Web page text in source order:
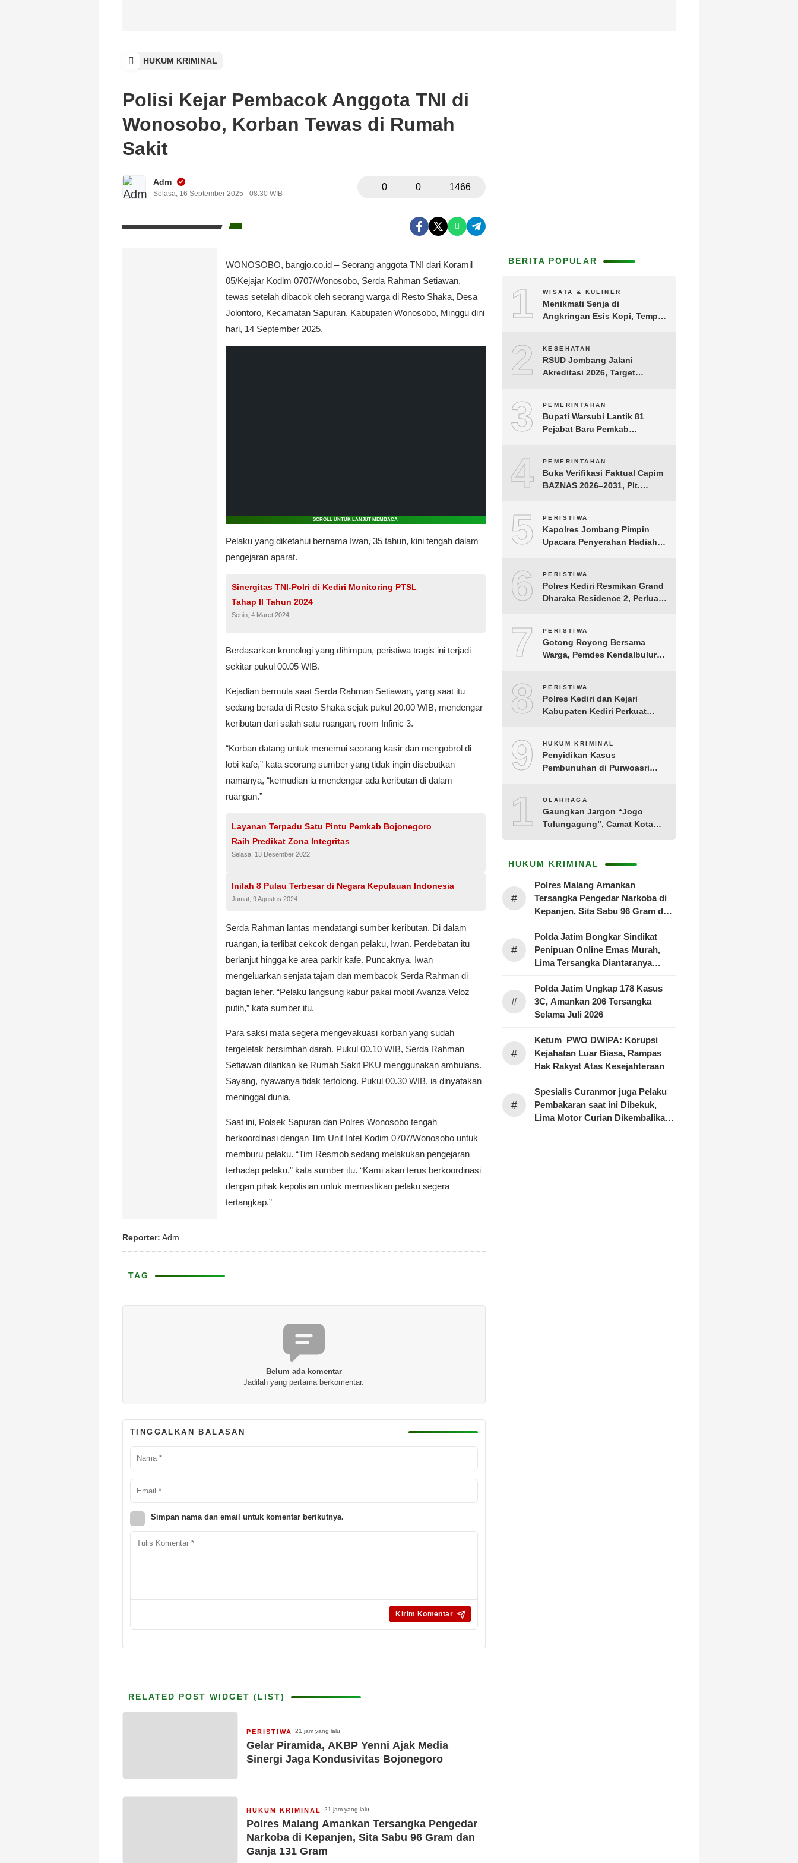
HUKUM KRIMINAL
Polisi Kejar Pembacok Anggota TNI di
Wonosobo, Korban Tewas di Rumah
Sakit
Adm
Selasa, 16 September 2025 - 08:30 WIB
0 0 1466
WONOSOBO, bangjo.co.id – Seorang anggota TNI dari Koramil
05/Kejajar Kodim 0707/Wonosobo, Serda Rahman Setiawan,
tewas setelah dibacok oleh seorang warga di Resto Shaka, Desa
Jolontoro, Kecamatan Sapuran, Kabupaten Wonosobo, Minggu dini
hari, 14 September 2025.
SCROLL UNTUK LANJUT MEMBACA
Pelaku yang diketahui bernama Iwan, 35 tahun, kini tengah dalam
pengejaran aparat.
Sinergitas TNI-Polri di Kediri Monitoring PTSL
Tahap II Tahun 2024
Senin, 4 Maret 2024
Berdasarkan kronologi yang dihimpun, peristiwa tragis ini terjadi
sekitar pukul 00.05 WIB.
Kejadian bermula saat Serda Rahman Setiawan, yang saat itu
sedang berada di Resto Shaka sejak pukul 20.00 WIB, mendengar
keributan dari salah satu ruangan, room Infinic 3.
“Korban datang untuk menemui seorang kasir dan mengobrol di
lobi kafe,” kata seorang sumber yang tidak ingin disebutkan
namanya, “kemudian ia mendengar ada keributan di dalam
ruangan.”
Layanan Terpadu Satu Pintu Pemkab Bojonegoro
Raih Predikat Zona Integritas
Selasa, 13 Desember 2022
Inilah 8 Pulau Terbesar di Negara Kepulauan Indonesia
Jumat, 9 Agustus 2024
Serda Rahman lantas mendatangi sumber keributan. Di dalam
ruangan, ia terlibat cekcok dengan pelaku, Iwan. Perdebatan itu
berlanjut hingga ke area parkir kafe. Puncaknya, Iwan
mengeluarkan senjata tajam dan membacok Serda Rahman di
bagian leher. “Pelaku langsung kabur pakai mobil Avanza Veloz
putih,” kata sumber itu.
Para saksi mata segera mengevakuasi korban yang sudah
tergeletak bersimbah darah. Pukul 00.10 WIB, Serda Rahman
Setiawan dilarikan ke Rumah Sakit PKU menggunakan ambulans.
Sayang, nyawanya tidak tertolong. Pukul 00.30 WIB, ia dinyatakan
meninggal dunia.
Saat ini, Polsek Sapuran dan Polres Wonosobo tengah
berkoordinasi dengan Tim Unit Intel Kodim 0707/Wonosobo untuk
memburu pelaku. “Tim Resmob sedang melakukan pengejaran
terhadap pelaku,” kata sumber itu. “Kami akan terus berkoordinasi
dengan pihak kepolisian untuk memastikan pelaku segera
tertangkap.”
Reporter: Adm
TAG
Belum ada komentar
Jadilah yang pertama berkomentar.
TINGGALKAN BALASAN
Simpan nama dan email untuk komentar berikutnya.
RELATED POST WIDGET (LIST)
PERISTIWA 21 jam yang lalu
Gelar Piramida, AKBP Yenni Ajak Media
Sinergi Jaga Kondusivitas Bojonegoro
HUKUM KRIMINAL 21 jam yang lalu
Polres Malang Amankan Tersangka Pengedar
Narkoba di Kepanjen, Sita Sabu 96 Gram dan
Ganja 131 Gram
BERITA POPULAR
1 WISATA & KULINER
Menikmati Senja di
Angkringan Esis Kopi, Tempat
2 KESEHATAN
RSUD Jombang Jalani
Akreditasi 2026, Target
Layanan
3 PEMERINTAHAN
Bupati Warsubi Lantik 81
Pejabat Baru Pemkab
4 PEMERINTAHAN
Buka Verifikasi Faktual Capim
BAZNAS 2026–2031, Plt.
Transparansi
5 PERISTIWA
Kapolres Jombang Pimpin
Upacara Penyerahan Hadiah
6 PERISTIWA
Polres Kediri Resmikan Grand
Dharaka Residence 2, Perluas
7 PERISTIWA
Gotong Royong Bersama
Warga, Pemdes Kendalbulur
8 PERISTIWA
Polres Kediri dan Kejari
Kabupaten Kediri Perkuat
9 HUKUM KRIMINAL
Penyidikan Kasus
Pembunuhan di Purwoasri
Adegan
10OLAHRAGA
Gaungkan Jargon “Jogo
Tulungagung”, Camat Kota
Tamanan
HUKUM KRIMINAL
#
Polres Malang Amankan
Tersangka Pengedar Narkoba di
Kepanjen, Sita Sabu 96 Gram dan
#
Polda Jatim Bongkar Sindikat
Penipuan Online Emas Murah,
Lima Tersangka Diantaranya
#
Polda Jatim Ungkap 178 Kasus
3C, Amankan 206 Tersangka
Selama Juli 2026
#
Ketum PWO DWIPA: Korupsi
Kejahatan Luar Biasa, Rampas
Hak Rakyat Atas Kesejahteraan
#
Spesialis Curanmor juga Pelaku
Pembakaran saat ini Dibekuk,
Lima Motor Curian Dikembalikan